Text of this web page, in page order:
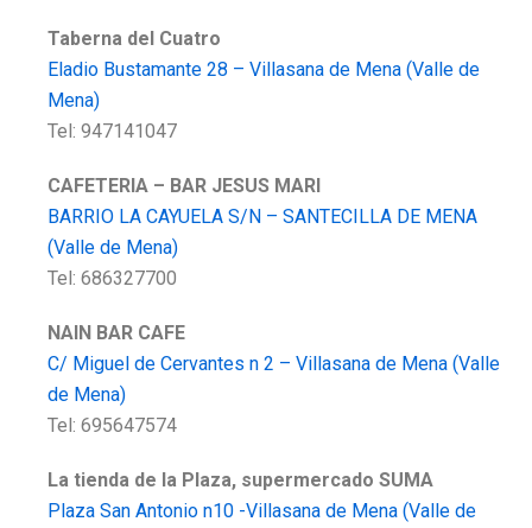
Taberna del Cuatro
Eladio Bustamante 28 – Villasana de Mena (Valle de
Mena)
Tel: 947141047
CAFETERIA – BAR JESUS MARI
BARRIO LA CAYUELA S/N – SANTECILLA DE MENA
(Valle de Mena)
Tel: 686327700
NAIN BAR CAFE
C/ Miguel de Cervantes n 2 – Villasana de Mena (Valle
de Mena)
Tel: 695647574
La tienda de la Plaza, supermercado SUMA
Plaza San Antonio n10 -Villasana de Mena (Valle de